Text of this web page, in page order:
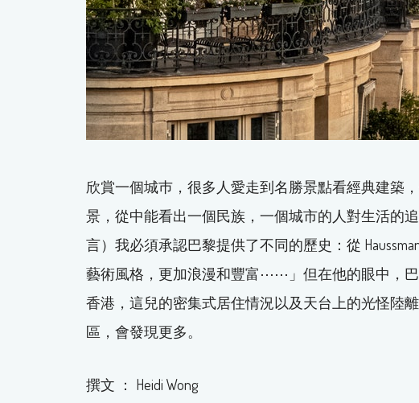
欣賞一個城巿，很多人愛走到名勝景點看經典建築
景，從中能看出一個民族，一個城市的人對生活的
言）我必須承認巴黎提供了不同的歷史：從
藝術風格，更加浪漫和豐富⋯⋯」但在他的眼中，
香港，這兒的密集式居住情況以及天台上的光怪陸
區，會發現更多。
撰文 ： Heidi Wong